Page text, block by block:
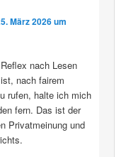
März 2026 um
nach Lesen
nach fairem
rufen, halte ich mich
fern. Das ist der
Privatmeinung und